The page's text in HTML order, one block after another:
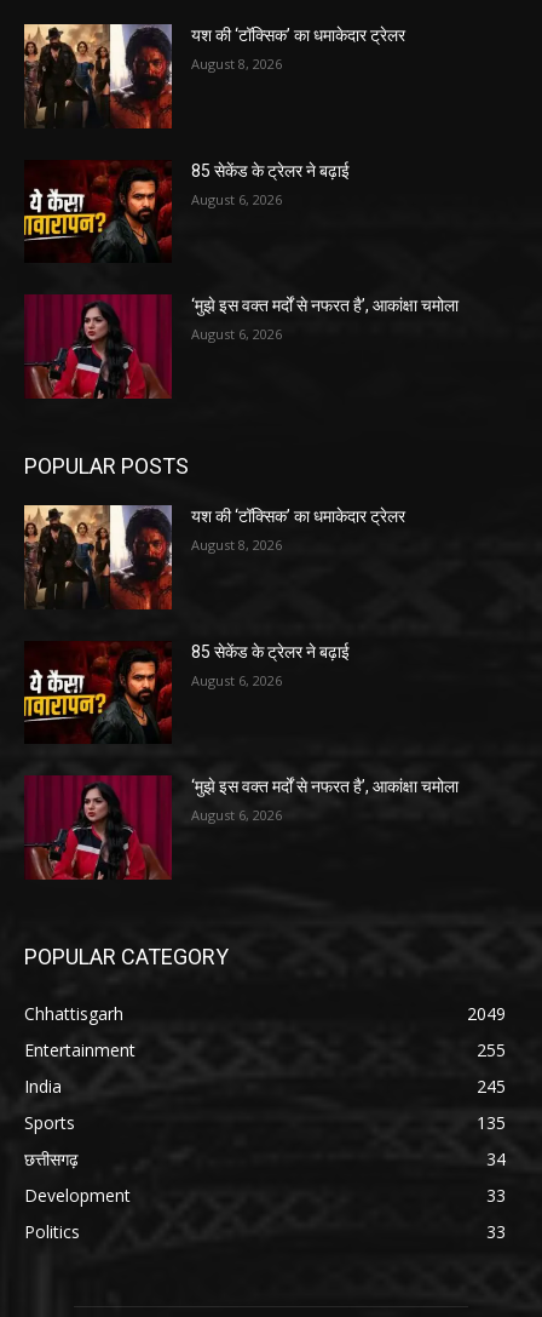
यश की ‘टॉक्सिक’ का धमाकेदार ट्रेलर
August 8, 2026
85 सेकेंड के ट्रेलर ने बढ़ाई
August 6, 2026
‘मुझे इस वक्त मर्दों से नफरत है’, आकांक्षा चमोला
August 6, 2026
POPULAR POSTS
यश की ‘टॉक्सिक’ का धमाकेदार ट्रेलर
August 8, 2026
85 सेकेंड के ट्रेलर ने बढ़ाई
August 6, 2026
‘मुझे इस वक्त मर्दों से नफरत है’, आकांक्षा चमोला
August 6, 2026
POPULAR CATEGORY
Chhattisgarh
2049
Entertainment
255
India
245
Sports
135
छत्तीसगढ़
34
Development
33
Politics
33